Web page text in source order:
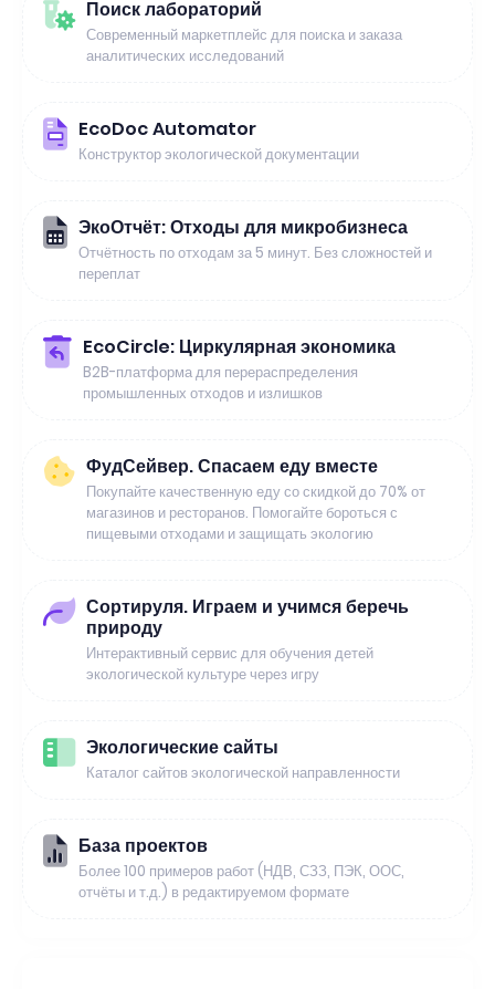
Поиск лабораторий
Современный маркетплейс для поиска и заказа
аналитических исследований
EcoDoc Automator
Конструктор экологической документации
ЭкоОтчёт: Отходы для микробизнеса
Отчётность по отходам за 5 минут. Без сложностей и
переплат
EcoCircle: Циркулярная экономика
B2B-платформа для перераспределения
промышленных отходов и излишков
ФудСейвер. Спасаем еду вместе
Покупайте качественную еду со скидкой до 70% от
магазинов и ресторанов. Помогайте бороться с
пищевыми отходами и защищать экологию
Сортируля. Играем и учимся беречь
природу
Интерактивный сервис для обучения детей
экологической культуре через игру
Экологические сайты
Каталог сайтов экологической направленности
База проектов
Более 100 примеров работ (НДВ, СЗЗ, ПЭК, ООС,
отчёты и т.д.) в редактируемом формате